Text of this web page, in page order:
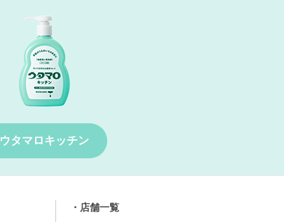
ウタマロキッチン
店舗⼀覧